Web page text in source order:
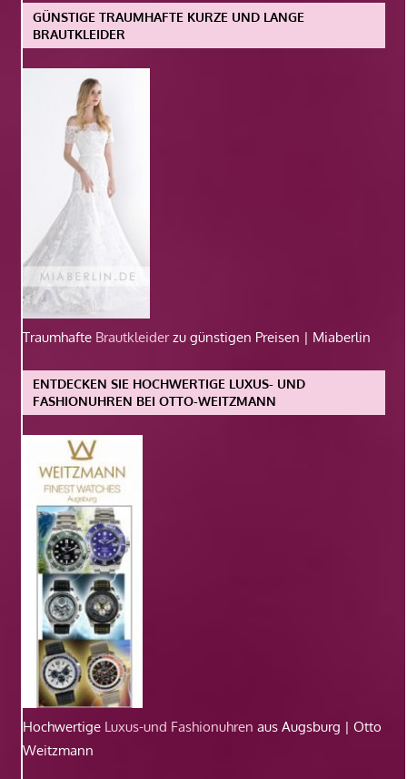
GÜNSTIGE TRAUMHAFTE KURZE UND LANGE
BRAUTKLEIDER
Traumhafte Brautkleiderzu günstigen Preisen | Miaberlin
ENTDECKEN SIE HOCHWERTIGE LUXUS- UND
FASHIONUHREN BEI OTTO-WEITZMANN
Hochwertige Luxus-und Fashionuhren aus Augsburg | Otto
Weitzmann